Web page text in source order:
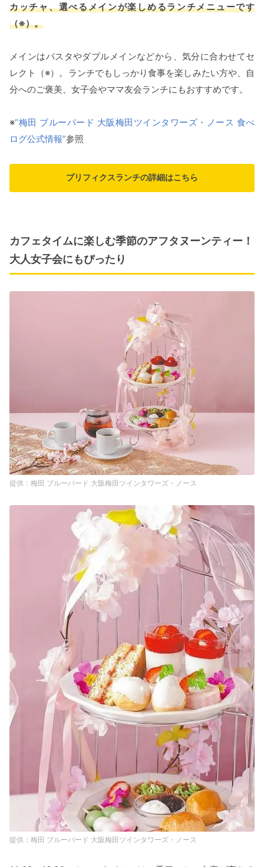
カッチャ、選べるメインが楽しめるランチメニューです
（※）。
メインはパスタやダブルメインなどから、気分に合わせてセ
レクト（※）。ランチでもしっかり食事を楽しみたい方や、自
分へのご褒美、女子会やママ友会ランチにもおすすめです。
※“梅田 ブルーバード 大阪梅田ツインタワーズ・ノース 食べ
ログ公式情報”参照
プリフィクスランチの詳細はこちら
カフェタイムに楽しむ季節のアフタヌーンティー！
大人女子会にもぴったり
梅田 ブルーバード 大阪梅田ツインタワーズ・ノース
梅田 ブルーバード 大阪梅田ツインタワーズ・ノース